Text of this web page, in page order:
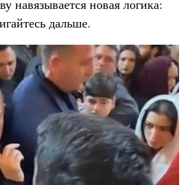
навязывается новая логика:
дальше.